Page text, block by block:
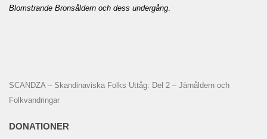
Blomstrande Bronsåldern och dess undergång
SCANDZA – Skandinaviska Folks Uttåg: Del 2 – Järnåldern och
Folkvandringar
DONATIONER